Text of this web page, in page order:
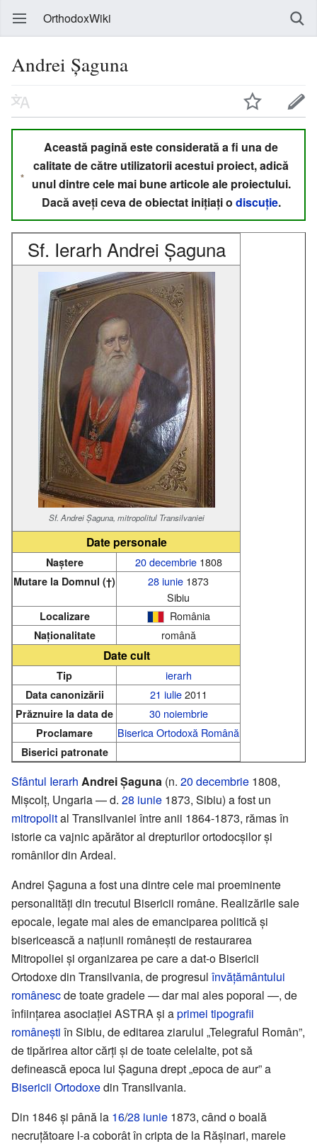
OrthodoxWiki
Andrei Șaguna
Această pagină este considerată a fi una de
calitate de către utilizatorii acestui proiect, adică
unul dintre cele mai bune articole ale proiectului.
Dacă aveți ceva de obiectat inițiați o discuție.
Sf. Ierarh Andrei Șaguna
Sf. Andrei Șaguna, mitropolitul Transilvaniei
Date personale
Naștere 20 decembrie1808
Mutare la Domnul (†) 28 iunie 1873
Sibiu
Localizare România
Naționalitate română
Date cult
Tip ierarh
Data canonizării 21 iulie2011
Prăznuire la data de 30 noiembrie
Proclamare Biserica Ortodoxă Română
Biserici patronate
Sfântul Ierarh Andrei Șaguna (n. 20 decembrie 1808,
Mișcolț, Ungaria — d. 28 iunie 1873, Sibiu) a fost un
mitropolital Transilvaniei între anii 1864-1873, rămas în
istorie ca vajnic apărător al drepturilor ortodocșilor și
românilor din Ardeal.
Andrei Șaguna a fost una dintre cele mai proeminente
personalități din trecutul Bisericii române. Realizările sale
epocale, legate mai ales de emanciparea politică și
bisericească a națiunii românești de restaurarea
Mitropoliei și organizarea pe care a dat-o Bisericii
Ortodoxe din Transilvania, de progresul învățământului
românescde toate gradele — dar mai ales poporal —, de
înființarea asociației ASTRA și aprimei tipografii
românești în Sibiu, de editarea ziarului „Telegraful Român”,
de tipărirea altor cărți și de toate celelalte, pot să
definească epoca lui Șaguna drept „epoca de aur” a
Bisericii Ortodoxedin Transilvania.
Din 1846 și până la 16/28 iunie 1873, când o boală
necruțătoare l-a coborât în cripta de la Rășinari, marele